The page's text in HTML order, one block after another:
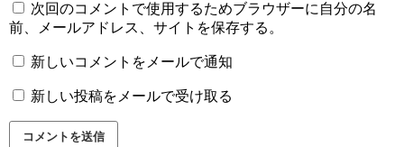
次回のコメントで使用するためブラウザーに自分の名
前、メールアドレス、サイトを保存する。
新しいコメントをメールで通知
新しい投稿をメールで受け取る